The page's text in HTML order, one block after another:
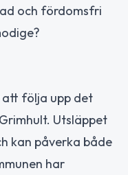
och fördomsfri
följa upp det
Utsläppet
kan påverka både
har